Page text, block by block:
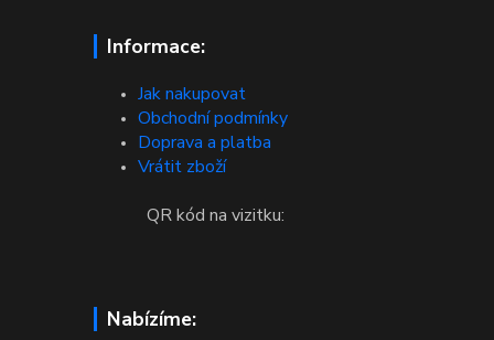
Informace:
Jak nakupovat
Obchodní podmínky
Doprava a platba
Vrátit zboží
QR kód na vizitku:
Nabízíme: